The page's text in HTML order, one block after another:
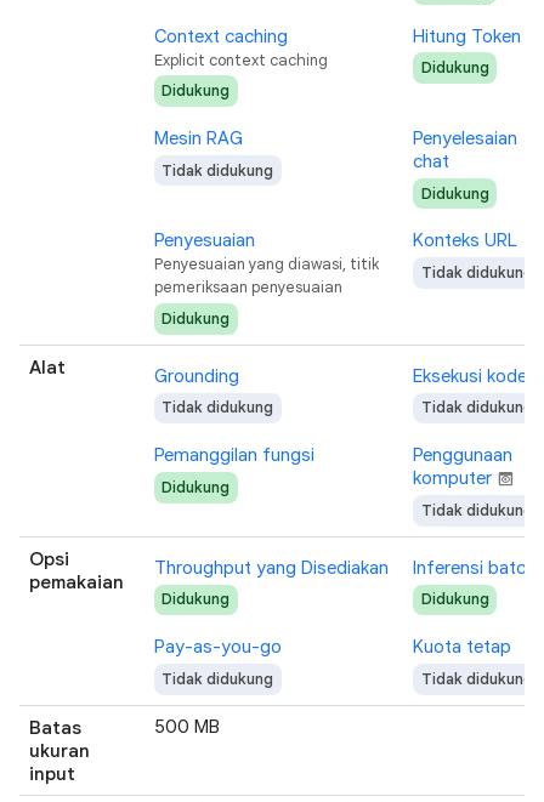
Context caching
Explicit context caching
Didukung
Hitung Token
Didukung
Mesin RAG
Tidak didukung
Penyelesaian
chat
Didukung
Penyesuaian
Penyesuaian yang diawasi, titik
pemeriksaan penyesuaian
Didukung
Konteks URL
Tidak didukung
Alat Grounding
Tidak didukung
Eksekusi kode
Tidak didukung
Pemanggilan fungsi
Didukung
Penggunaan
komputer preview
Tidak didukung
Opsi
pemakaian
Throughput yang Disediakan
Didukung
Inferensi batch
Didukung
Pay-as-you-go
Tidak didukung
Kuota tetap
Tidak didukung
Batas
ukuran
input
500 MB